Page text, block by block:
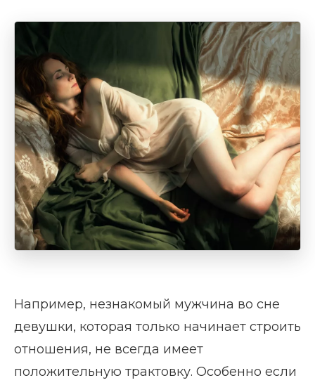
Например, незнакомый мужчина во сне
девушки, которая только начинает строить
отношения, не всегда имеет
положительную трактовку. Особенно если